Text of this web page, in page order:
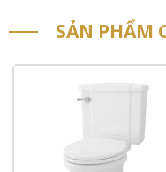
SẢN PHẨM